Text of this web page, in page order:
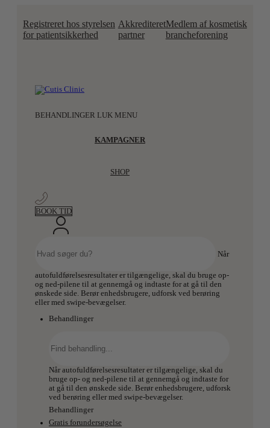
indhold
Registreret hos styrelsen
for patientsikkerhed
Akkrediteret
partner
Medlem af kosmetisk
brancheforening
BEHANDLINGER LUK MENU
KAMPAGNER
SHOP
BOOK TID
efter:
Når
autofuldførelsesresultater er tilgængelige, skal du bruge op-
og ned-pilene til at gennemgå og indtaste for at gå til den
ønskede side. Berør enhedsbrugere, udforsk ved berøring
eller med swipe-bevægelser.
Behandlinger
efter:
Når autofuldførelsesresultater er tilgængelige, skal du
bruge op- og ned-pilene til at gennemgå og indtaste for
at gå til den ønskede side. Berør enhedsbrugere, udforsk
ved berøring eller med swipe-bevægelser.
Behandlinger
Gratis forundersøgelse